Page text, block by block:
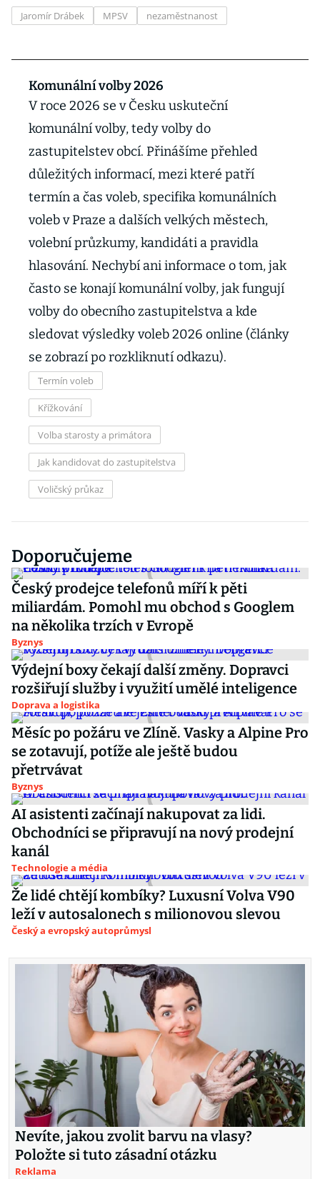
Jaromír Drábek MPSV nezaměstnanost
Komunální volby 2026
V roce 2026 se v Česku uskuteční
komunální volby, tedy volby do
zastupitelstev obcí. Přinášíme přehled
důležitých informací, mezi které patří
termín a čas voleb, specifika komunálních
voleb v Praze a dalších velkých městech,
volební průzkumy, kandidáti a pravidla
hlasování. Nechybí ani informace o tom, jak
často se konají komunální volby, jak fungují
volby do obecního zastupitelstva a kde
sledovat výsledky voleb 2026 online (články
se zobrazí po rozkliknutí odkazu).
Termín voleb
Křížkování
Volba starosty a primátora
Jak kandidovat do zastupitelstva
Voličský průkaz
Doporučujeme
Český prodejce telefonů míří k pěti
miliardám. Pomohl mu obchod s Googlem
na několika trzích v Evropě
Byznys
Výdejní boxy čekají další změny. Dopravci
rozšiřují služby i využití umělé inteligence
Doprava a logistika
Měsíc po požáru ve Zlíně. Vasky a Alpine Pro
se zotavují, potíže ale ještě budou
přetrvávat
Byznys
AI asistenti začínají nakupovat za lidi.
Obchodníci se připravují na nový prodejní
kanál
Technologie a média
Že lidé chtějí kombíky? Luxusní Volva V90
leží v autosalonech s milionovou slevou
Český a evropský autoprůmysl
Nevíte, jakou zvolit barvu na vlasy?
Položte si tuto zásadní otázku
Reklama